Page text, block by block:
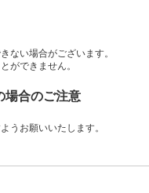
ない場合がございます。
ができません。
場合のご注意
うお願いいたします。